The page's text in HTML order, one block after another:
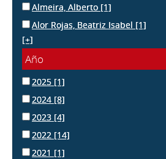
Almeira, Alberto [1]
Alor Rojas, Beatriz Isabel [1]
[+]
Año
2025 [1]
2024 [8]
2023 [4]
2022 [14]
2021 [1]